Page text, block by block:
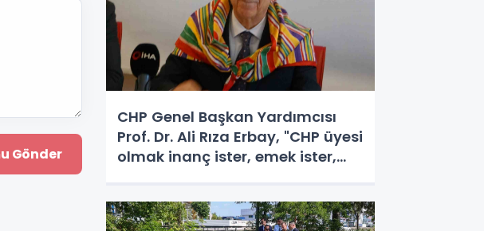
CHP Genel Başkan Yardımcısı
Prof. Dr. Ali Rıza Erbay, "CHP üyesi
olmak inanç ister, emek ister,